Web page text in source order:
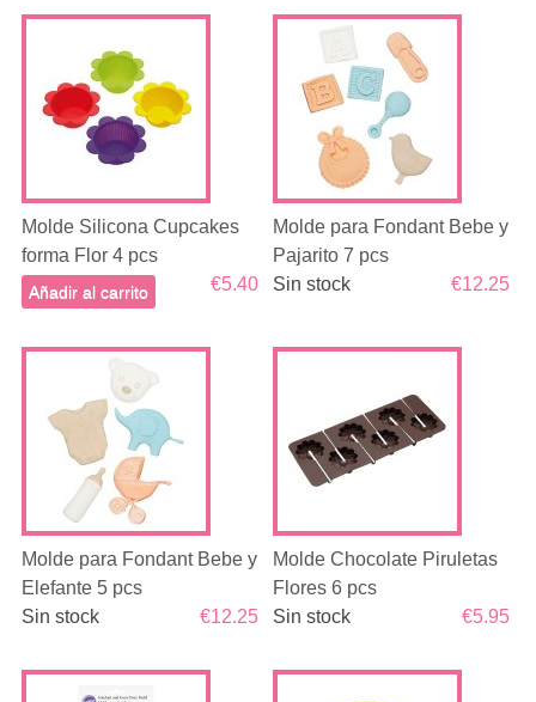
Molde Silicona Cupcakes
forma Flor 4 pcs
€5.40
Añadir al carrito
Molde para Fondant Bebe y
Pajarito 7 pcs
€12.25
Sin stock
Molde para Fondant Bebe y
Elefante 5 pcs
€12.25
Sin stock
Molde Chocolate Piruletas
Flores 6 pcs
€5.95
Sin stock